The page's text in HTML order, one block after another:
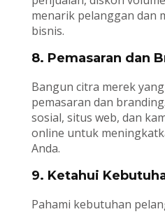
menarik pelanggan dan
bisnis.
8. Pemasaran dan
Bangun citra merek
pemasaran dan
sosial, situs web, dan
online untuk
Anda.
9. Ketahui
Pahami kebutuhan